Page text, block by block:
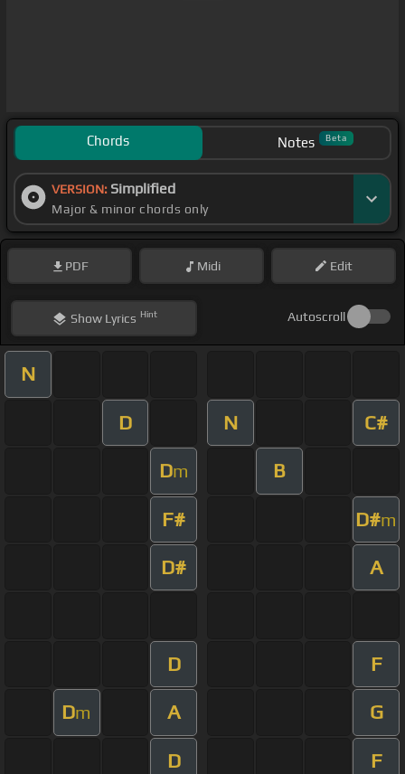
Chords Notes Beta
VERSION: Simplified
Major & minor chords only
PDF Midi Edit
ShowLyrics Hint Autoscroll
N
D N C#
Dm B
F# D#m
D# A
D F
Dm A G
D F